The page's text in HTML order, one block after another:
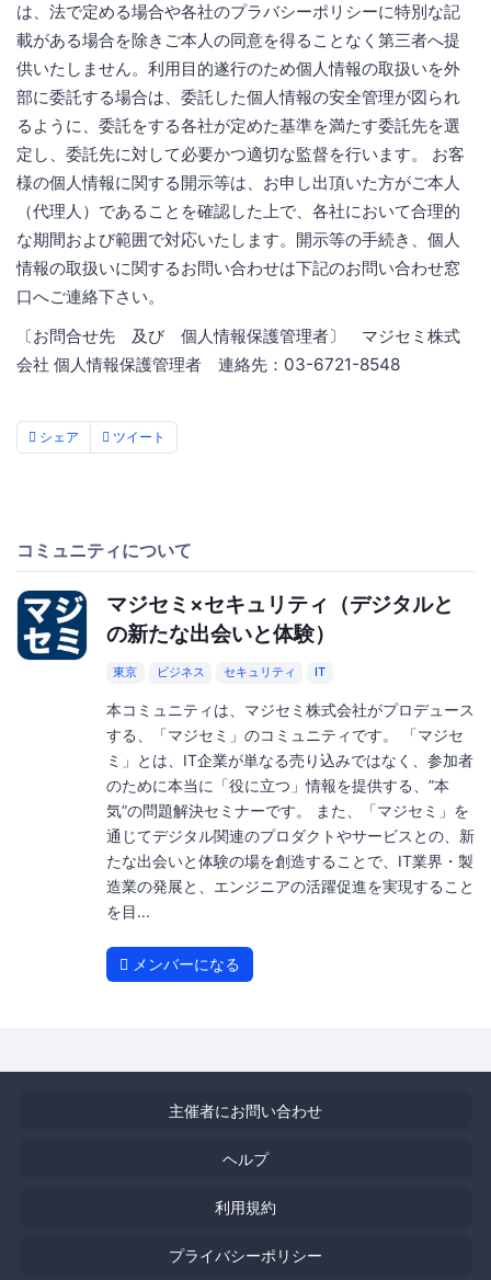
は、法で定める場合や各社のプラバシーポリシーに特別な記
載がある場合を除きご本人の同意を得ることなく第三者へ提
供いたしません。利用目的遂行のため個人情報の取扱いを外
部に委託する場合は、委託した個人情報の安全管理が図られ
るように、委託をする各社が定めた基準を満たす委託先を選
定し、委託先に対して必要かつ適切な監督を行います。 お客
様の個人情報に関する開示等は、お申し出頂いた方がご本人
（代理人）であることを確認した上で、各社において合理的
な期間および範囲で対応いたします。開示等の手続き、個人
情報の取扱いに関するお問い合わせは下記のお問い合わせ窓
口へご連絡下さい。
〔お問合せ先 及び 個人情報保護管理者〕 マジセミ株式
会社 個人情報保護管理者 連絡先：03-6721-8548
シェア ツイート
コミュニティについて
マジセミ×セキュリティ（デジタルと
の新たな出会いと体験）
東京 ビジネス セキュリティ IT
本コミュニティは、マジセミ株式会社がプロデュース
する、「マジセミ」のコミュニティです。 「マジセ
ミ」とは、IT企業が単なる売り込みではなく、参加者
のために本当に「役に立つ」情報を提供する、”本
気”の問題解決セミナーです。 また、「マジセミ」を
通じてデジタル関連のプロダクトやサービスとの、新
たな出会いと体験の場を創造することで、IT業界・製
造業の発展と、エンジニアの活躍促進を実現すること
を目...
メンバーになる
主催者にお問い合わせ
ヘルプ
利用規約
プライバシーポリシー